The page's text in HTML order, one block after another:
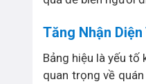
Tăng Nhận
Bảng hiệu là yếu
quan trọng về